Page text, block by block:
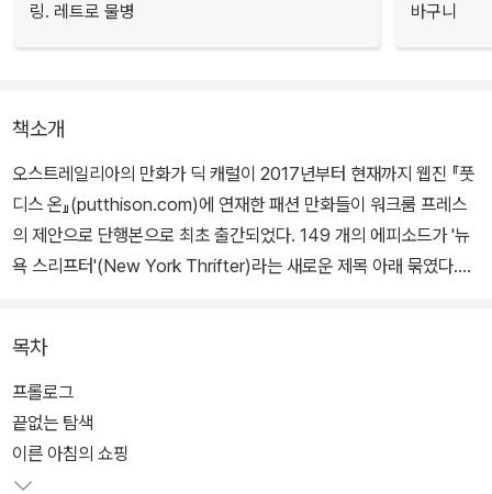
링. 레트로 물병
바구니
책소개
오스트레일리아의 만화가 딕 캐럴이 2017년부터 현재까지 웹진 『풋
디스 온』(putthison.com)에 연재한 패션 만화들이 워크룸 프레스
의 제안으로 단행본으로 최초 출간되었다. 149 개의 에피소드가 '뉴
욕 스리프터'(New York Thrifter)라는 새로운 제목 아래 묶였다.
『뉴욕 스리프터』는 딕 캐럴이 평생 옷을 사랑해 온 '옷 덕후'이자 늦깎
이 뉴요커로서 축적한, 빈티지 패션을 둘러싼 지식과 경험을 담아낸
다. "나는 평생 만화를 그렸어. 십 대 시절에는 옷 벌레가 되었지. 쉬는
날이면 미드센추리 남성복을 찾아 빈티지 숍을 돌아다녀. 그리고 이
목차
프롤로그
끝없는 탐색
이른 아침의 쇼핑